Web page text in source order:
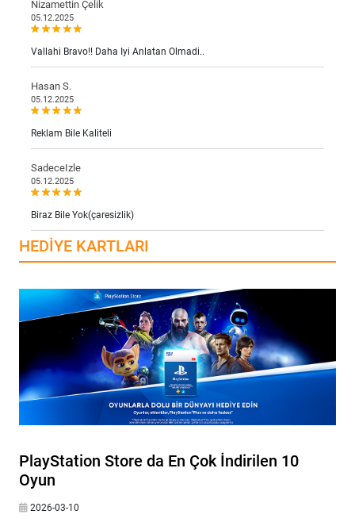
Nizamettin Çelik
05.12.2025
Vallahi Bravo!! Daha Iyi Anlatan Olmadi..
Hasan S.
05.12.2025
Reklam Bile Kaliteli
SadeceIzle
05.12.2025
Biraz Bile Yok(çaresizlik)
HEDIYE KARTLARI
PlayStation Store da En Çok İndirilen 10
Oyun
2026-03-10